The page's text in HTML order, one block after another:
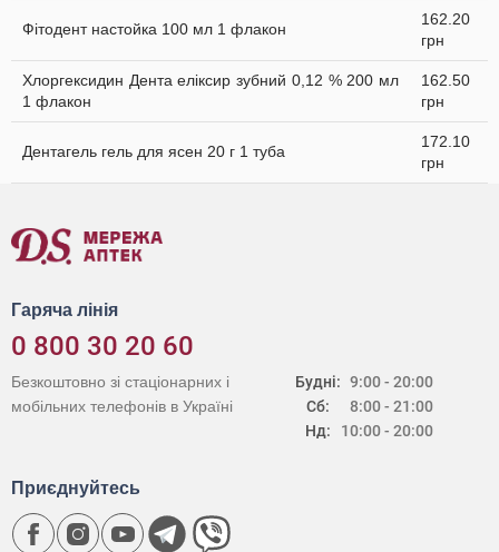
Фітодент настойка 100 мл 1 флакон
162.20
грн
Хлоргексидин Дента еліксир зубний 0,12 % 200 мл
1 флакон
162.50
грн
Дентагель гель для ясен 20 г 1 туба
172.10
грн
Гаряча лінія
0 800 30 20 60
Будні:
Сб:
Нд:
9:00 - 20:00
8:00 - 21:00
10:00 - 20:00
Безкоштовно зі стаціонарних і
мобільних телефонів в Україні
Приєднуйтесь